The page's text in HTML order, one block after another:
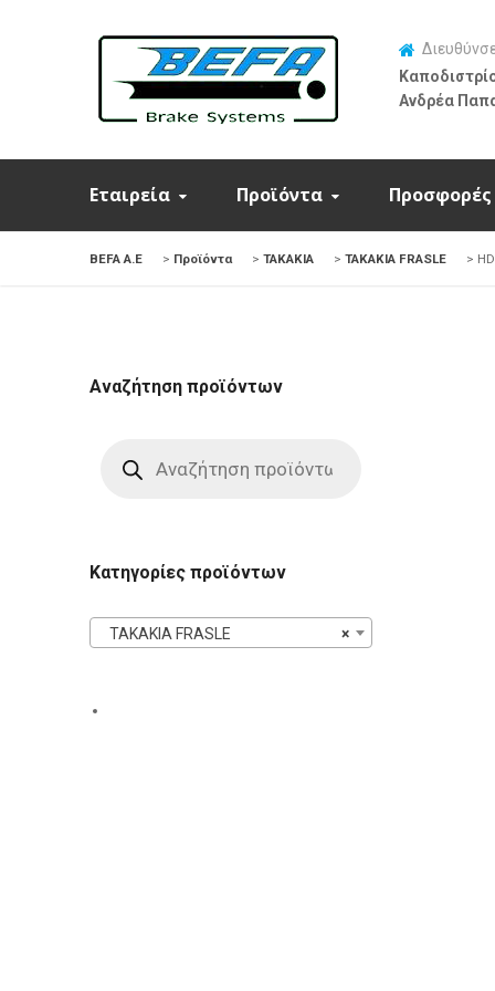
Ανδρέα
Εταιρεία Προϊόντα Προσφορές
BEFA Α.Ε > Προϊόντα > ΤΑΚΑΚΙΑ > ΤΑΚΑΚΙΑ FRASLE >
Αναζήτηση προϊόντων
search
Κατηγορίες προϊόντων
×
ΤΑΚΑΚΙΑ FRASLE